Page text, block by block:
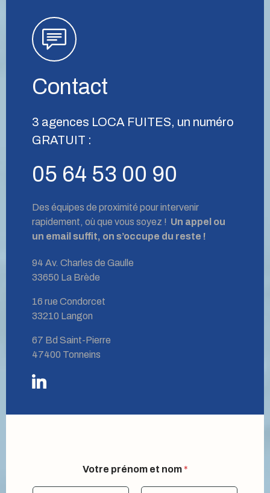
Contact
3 agences LOCA FUITES, un numéro
GRATUIT :
05 64 53 00 90
Des équipes de proximité pour intervenir
rapidement, où que vous soyez ! Un appel ou
un email suffit, on s’occupe du reste !
94 Av. Charles de Gaulle
33650 La Brède
16 rue Condorcet
33210 Langon
67 Bd Saint-Pierre
47400 Tonneins
Votre prénom et nom *